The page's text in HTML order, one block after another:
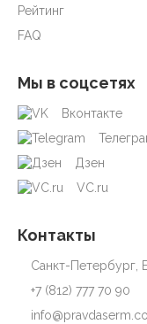
Рейтинг
FAQ
Мы в соцсетях
Вконтакте
Дзен
VC.ru
Контакты
Санкт-Петербург,
+7 (812) 777 70 90